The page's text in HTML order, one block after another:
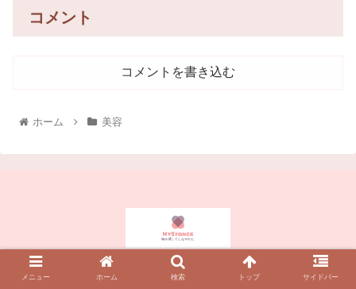
なんともない・・
コメント
コメントを書き込む
ホーム 美容
Copyright © 2023 My Stance All Rights Reserved.
メニュー ホーム 検索 トップ サイドバー